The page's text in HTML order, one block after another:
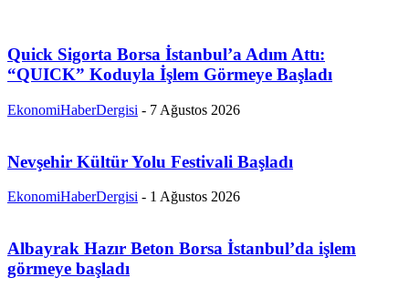
Quick Sigorta Borsa İstanbul’a Adım Attı:
“QUICK” Koduyla İşlem Görmeye Başladı
EkonomiHaberDergisi - 7 Ağustos 2026
Nevşehir Kültür Yolu Festivali Başladı
EkonomiHaberDergisi - 1 Ağustos 2026
Albayrak Hazır Beton Borsa İstanbul’da işlem
görmeye başladı